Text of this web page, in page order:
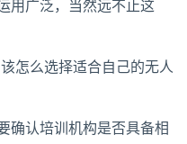
用广泛，当然远不止这
怎么选择适合自己的无人
确认培训机构是否具备相